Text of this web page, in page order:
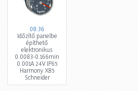
08:36
Időzítő panelbe
építhető
elektronikus
0.0083-0.166min
0.001A 24V IP65
Harmony XB5
Schneider